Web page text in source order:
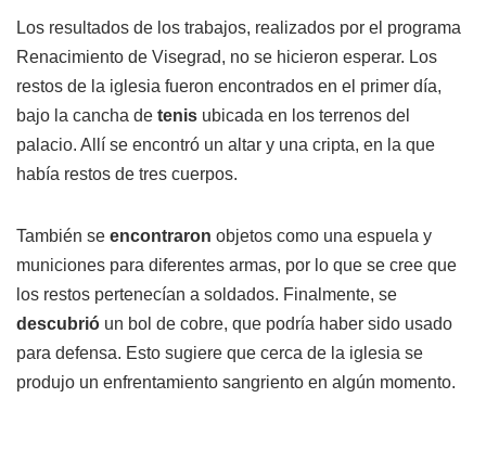
Los resultados de los trabajos, realizados por el programa
Renacimiento de Visegrad, no se hicieron esperar. Los
restos de la iglesia fueron encontrados en el primer día,
bajo la cancha de tenis ubicada en los terrenos del
palacio. Allí se encontró un altar y una cripta, en la que
había restos de tres cuerpos.
También se encontraron objetos como una espuela y
municiones para diferentes armas, por lo que se cree que
los restos pertenecían a soldados. Finalmente, se
descubrió un bol de cobre, que podría haber sido usado
para defensa. Esto sugiere que cerca de la iglesia se
produjo un enfrentamiento sangriento en algún momento.